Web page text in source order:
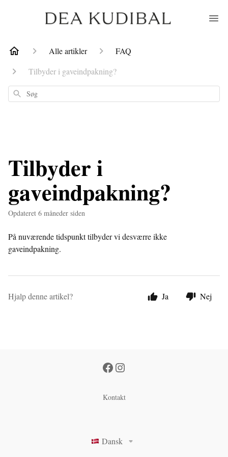
Alle artikler
FAQ
Tilbyder i gaveindpakning?
Søg
Tilbyder i
gaveindpakning?
Opdateret 6 måneder siden
På nuværende tidspunkt tilbyder vi desværre ikke
gaveindpakning.
Hjalp denne artikel? Ja Nej
Kontakt
Dansk